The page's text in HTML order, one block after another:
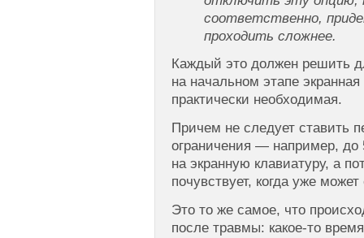
соответственно,
проходить сложнее.
Каждый это должен решить
на начальном этапе
практически необходимая.
Причем не следует ставить
ограничения — например, до
на экранную клавиатуру, а
почувствует, когда уже
Это то же самое, что
после травмы: какое-то